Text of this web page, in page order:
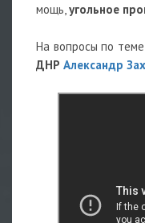
мощь,угольное
На вопросы по теме
ДНР Александр